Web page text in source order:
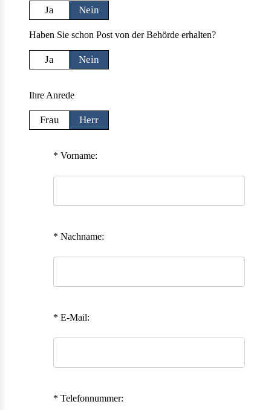
Ja Nein
Haben Sie schon Post von der Behörde erhalten?
Ja Nein
Ihre Anrede
Frau Herr
* Vorname:
* Nachname:
* E-Mail:
* Telefonnummer: